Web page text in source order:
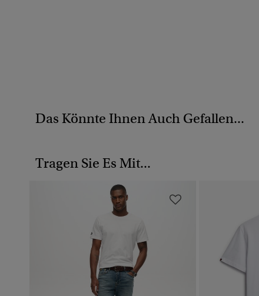
Das Könnte Ihnen Auch Gefallen...
Tragen Sie Es Mit...